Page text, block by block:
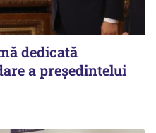
dedicată
a președintelui